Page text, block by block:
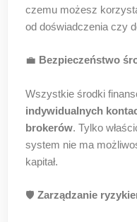
czemu możesz
od doświadczenia czy
💼 Bezpieczeństwo
Wszystkie środki
indywidualnych
brokerów. Tylko
system nie ma
kapitał.
🛡️ Zarządzanie